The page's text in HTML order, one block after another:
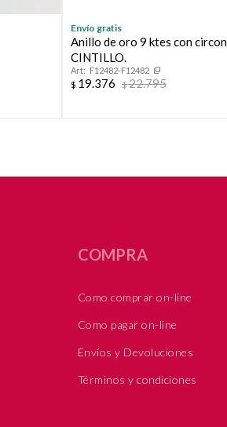
Envío gratis
Anillo de oro 9 ktes con
CINTILLO.
F12482-F12482
$ 19.376 $22.795
COMPRA
Como comprar on-line
Como pagar on-line
Envíos y Devoluciones
Términos y condiciones